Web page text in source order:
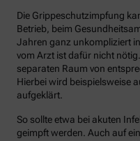
Die Grippeschutzimpfung
Betrieb, beim
Jahren ganz unkompliziert
vom Arzt ist dafür nicht
separaten Raum von
Hierbei wird beispielsweise
aufgeklärt.
So sollte etwa bei akuten
geimpft werden. Auch auf